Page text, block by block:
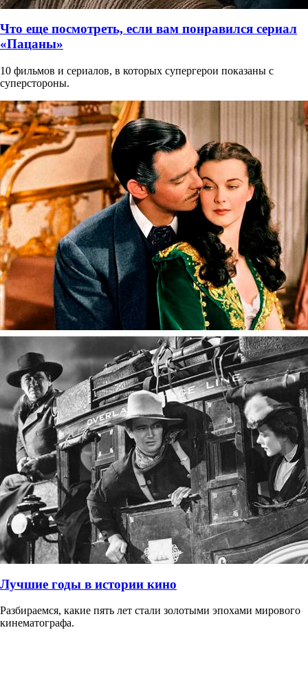
Что еще посмотреть, если вам понравился сериал
«Пацаны»
10 фильмов и сериалов, в которых супергерои показаны с
суперстороны.
Лучшие годы в истории кино
Разбираемся, какие пять лет стали золотыми эпохами мирового
кинематографа.